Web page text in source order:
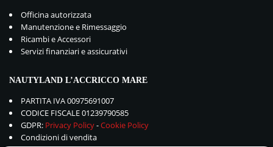
Officina autorizzata
Manutenzione e Rimessaggio
Ricambi e Accessori
Servizi finanziari e assicurativi
NAUTYLAND L’ACCRICCO MARE
PARTITA IVA 00975691007
CODICE FISCALE 01239790585
GDPR: Privacy Policy-Cookie Policy
Condizioni di vendita